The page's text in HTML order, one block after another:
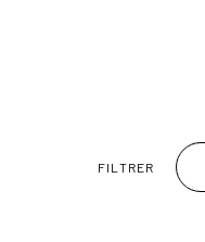
FILTRER